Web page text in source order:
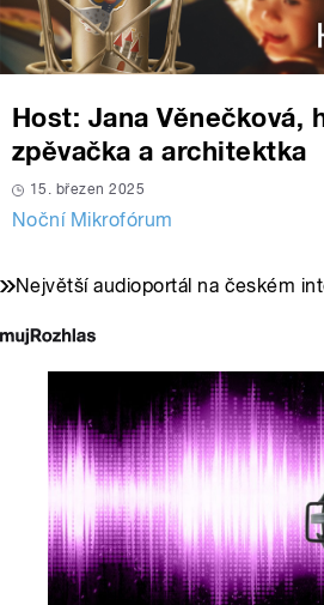
Host: Jana Věnečková,
zpěvačka a architektka
15. březen 2025
Noční Mikrofórum
Největší audioportál na českém